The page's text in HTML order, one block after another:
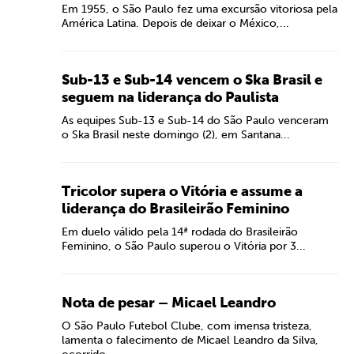
Em 1955, o São Paulo fez uma excursão vitoriosa pela
América Latina. Depois de deixar o México,...
Sub-13 e Sub-14 vencem o Ska Brasil e
seguem na liderança do Paulista
As equipes Sub-13 e Sub-14 do São Paulo venceram
o Ska Brasil neste domingo (2), em Santana...
Tricolor supera o Vitória e assume a
liderança do Brasileirão Feminino
Em duelo válido pela 14ª rodada do Brasileirão
Feminino, o São Paulo superou o Vitória por 3...
Nota de pesar – Micael Leandro
O São Paulo Futebol Clube, com imensa tristeza,
lamenta o falecimento de Micael Leandro da Silva,